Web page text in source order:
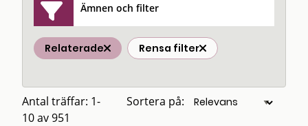
Ämnen och filter
Relaterade Rensa filter
Antal träffar: 1-
10 av 951
Sortera på: